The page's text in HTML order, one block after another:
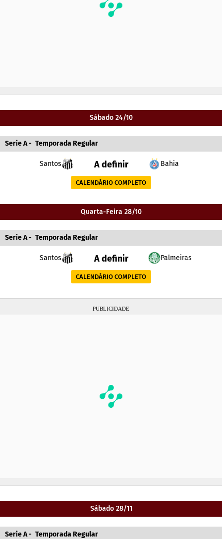
Sábado 24/10
Serie A- Temporada Regular
Santos A definir Bahia
CALENDÁRIO COMPLETO
Quarta-Feira 28/10
Serie A- Temporada Regular
Santos A definir Palmeiras
CALENDÁRIO COMPLETO
Sábado 28/11
Serie A- Temporada Regular